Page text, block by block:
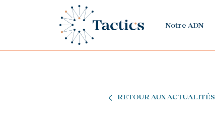
Notre ADN
RETOUR AUX ACTUALITÉS